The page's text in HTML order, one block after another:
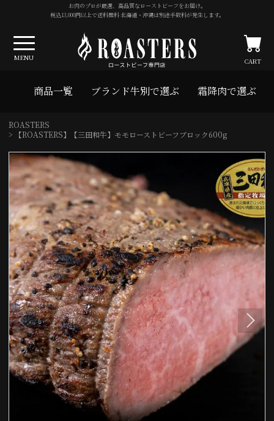
お肉のプロが厳選、高品質なローストビーフをお届け。
税込13,000円以上で送料無料 北海道・沖縄は別途手数料が発生します。
MENU CART
商品一覧 ブランド牛別で選ぶ 霜降肉で選ぶ
ROASTERS
【ROASTERS】【三田和牛】モモローストビーフブロック600g